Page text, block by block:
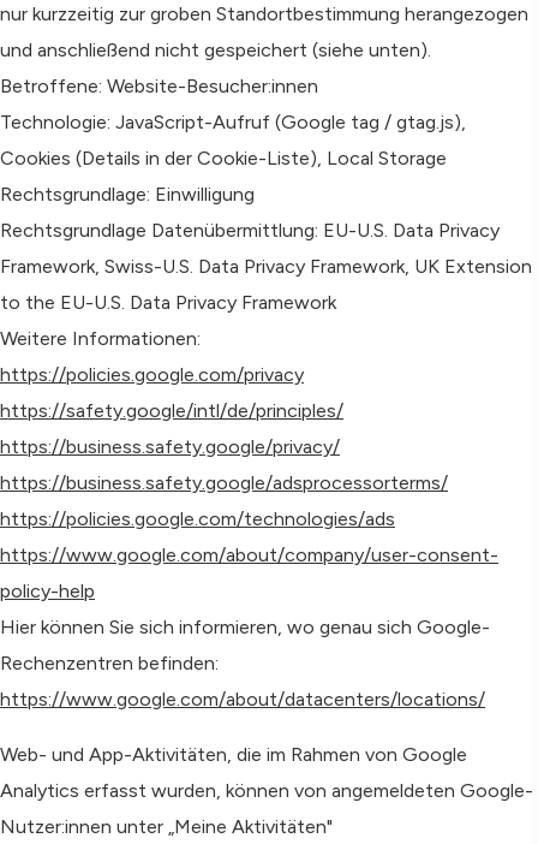
nur kurzzeitig zur groben Standortbestimmung herangezogen
und anschließend nicht gespeichert (siehe unten).
Betroffene: Website-Besucher:innen
Technologie: JavaScript-Aufruf (Google tag / gtag.js),
Cookies (Details in der Cookie-Liste), Local Storage
Rechtsgrundlage: Einwilligung
Rechtsgrundlage Datenübermittlung: EU-U.S. Data Privacy
Framework, Swiss-U.S. Data Privacy Framework, UK Extension
to the EU-U.S. Data Privacy Framework
Weitere Informationen:
https://policies.google.com/privacy
https://safety.google/intl/de/principles/
https://business.safety.google/privacy/
https://business.safety.google/adsprocessorterms/
https://policies.google.com/technologies/ads
https://www.google.com/about/company/user-consent-
policy-help
Hier können Sie sich informieren, wo genau sich Google-
Rechenzentren befinden:
https://www.google.com/about/datacenters/locations/
Web- und App-Aktivitäten, die im Rahmen von Google
Analytics erfasst wurden, können von angemeldeten Google-
Nutzer:innen unter „Meine Aktivitäten"